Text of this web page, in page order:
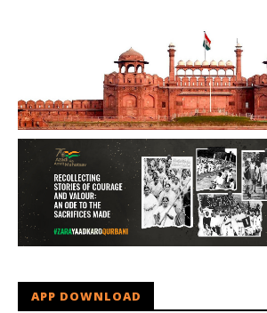
APP DOWNLOAD